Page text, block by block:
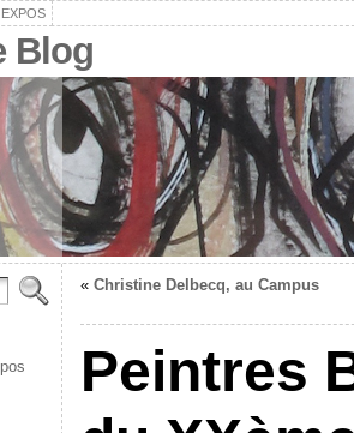
Blog
« Christine Delbecq, au Campus
Peintres